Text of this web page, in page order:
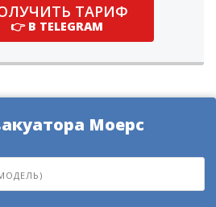
ТАРИФ
👉 В TELEGRAM
Моерс